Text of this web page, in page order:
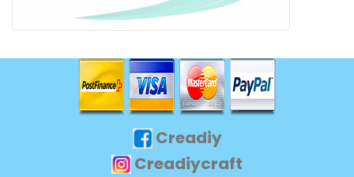
Creadiy
Creadiycraft